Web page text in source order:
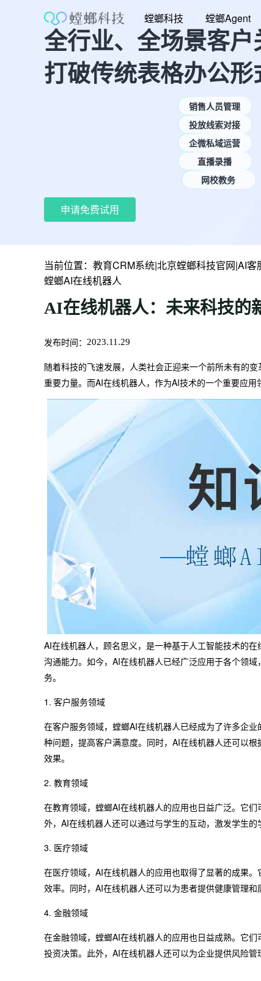
螳螂科技 螳螂Agent
全行业、全场景客
打破传统表格办公形
销售人员管理
投放线索对接
企微私域运营
直播录播
网校教务
申请免费试用
当前位置： 教育CRM系统|北京螳螂科技官网|AI客
螳螂AI在线机器人
AI在线机器人：未来科技的
发布时间： 2023.11.29
随着科技的飞速发展，人类社会正迎来一个前所未有的
重要力量。而AI在线机器人，作为AI技术的一个重要应
AI在线机器人，顾名思义，是一种基于人工智能技术的
沟通能力。如今，AI在线机器人已经广泛应用于各个领
务。
1. 客户服务领域
在客户服务领域，螳螂AI在线机器人已经成为了许多企
种问题，提高客户满意度。同时，AI在线机器人还可以
效果。
2. 教育领域
在教育领域，螳螂AI在线机器人的应用也日益广泛。它
外，AI在线机器人还可以通过与学生的互动，激发学生的
3. 医疗领域
在医疗领域，AI在线机器人的应用也取得了显著的成果
效率。同时，AI在线机器人还可以为患者提供健康管理和
4. 金融领域
在金融领域，螳螂AI在线机器人的应用也日益成熟。它
投资决策。此外，AI在线机器人还可以为企业提供风险管